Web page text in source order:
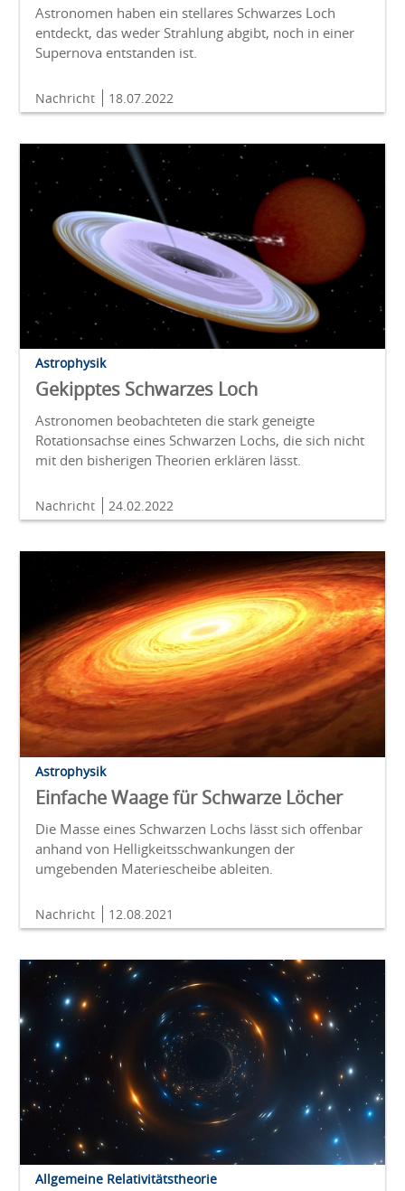
Astronomen haben ein stellares Schwarzes Loch
entdeckt, das weder Strahlung abgibt, noch in einer
Supernova entstanden ist.
Nachricht 18.07.2022
Astrophysik
Gekipptes Schwarzes Loch
Astronomen beobachteten die stark geneigte
Rotationsachse eines Schwarzen Lochs, die sich nicht
mit den bisherigen Theorien erklären lässt.
Nachricht 24.02.2022
Astrophysik
Einfache Waage für Schwarze Löcher
Die Masse eines Schwarzen Lochs lässt sich offenbar
anhand von Helligkeitsschwankungen der
umgebenden Materiescheibe ableiten.
Nachricht 12.08.2021
Allgemeine Relativitätstheorie